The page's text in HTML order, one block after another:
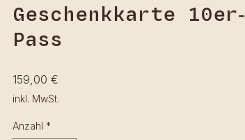
Geschenkkarte 10er-
Pass
159,00 €Preis
inkl. MwSt.
Anzahl *